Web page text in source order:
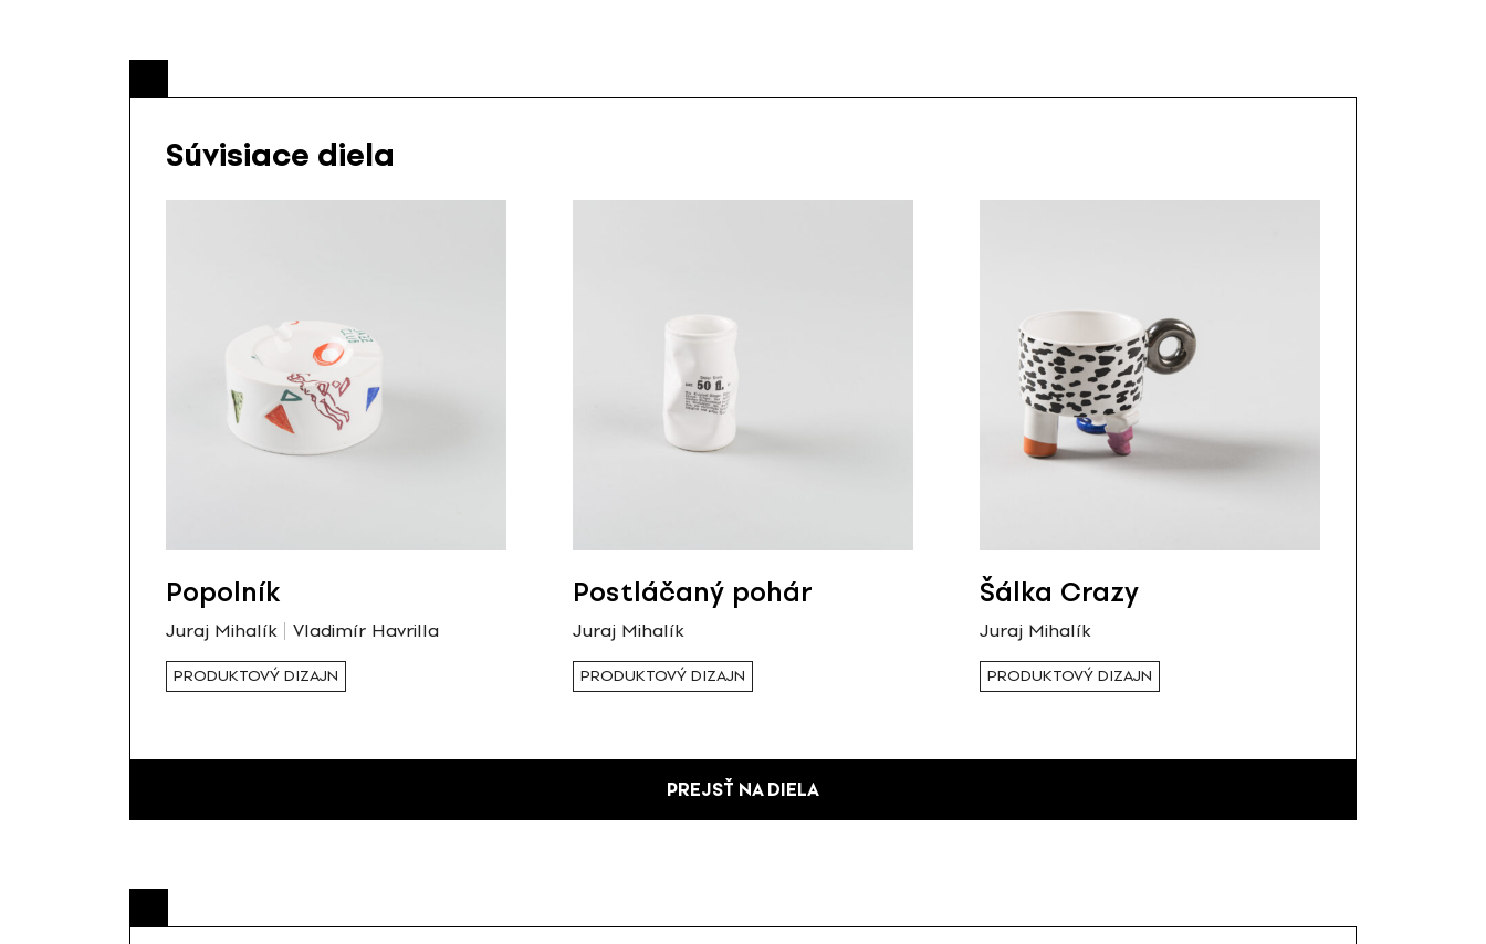
Súvisiace diela
Popolník
Juraj Mihalík Vladimír Havrilla
PRODUKTOVÝ DIZAJN
Postláčaný pohár
Juraj Mihalík
PRODUKTOVÝ DIZAJN
Šálka Crazy
Juraj Mihalík
PRODUKTOVÝ DIZAJN
PREJSŤ NA DIELA